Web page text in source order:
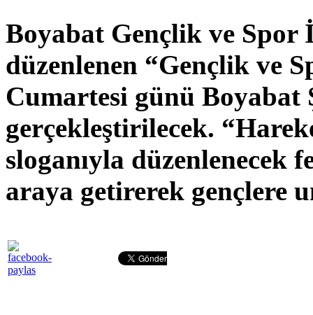
Boyabat Gençlik ve
düzenlenen “Gençlik ve
Cumartesi günü Boyabat
gerçekleştirilecek.
sloganıyla düzenlenecek
araya getirerek gençlere